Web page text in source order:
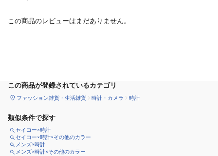
この商品のレビューはまだありません。
この商品が登録されているカテゴリ
ファッション雑貨・生活雑貨 時計・カメラ 時計
類似条件で探す
セイコー×時計
セイコー×時計×その他のカラー
メンズ×時計
メンズ×時計×その他のカラー